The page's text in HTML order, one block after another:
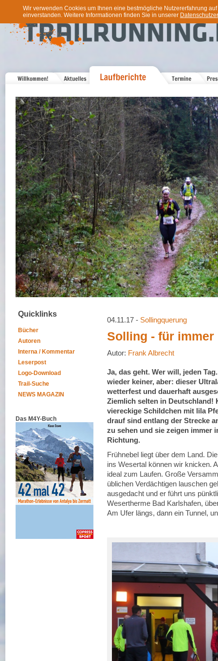
Wir verwenden Cookies um Ihnen eine bestmögliche Nutzererfahrung
einverstanden. Weitere Informationen finden Sie in unserer
Quicklinks
Bücher
Autoren
Interna / Kommentar
Leserpost
Logo-Download
Trail-Suche
NEWS MAGAZIN
Das M4Y-Buch
04.11.17 - Sollingquerung
Solling - für immer
Autor: Frank Albrecht
Ja, das geht. Wer will, jeden
wieder keiner, aber: dieser
wetterfest und dauerhaft
Ziemlich selten in Deutschland!
viereckige Schildchen mit lila
drauf sind entlang der Strecke
zu sehen und sie zeigen immer
Richtung.
Frühnebel liegt über dem Land.
ins Wesertal können wir knicken.
ideal zum Laufen. Große
üblichen Verdächtigen lauschen
ausgedacht und er führt uns
Wesertherme Bad Karlshafen,
Am Ufer längs, dann ein Tunnel,